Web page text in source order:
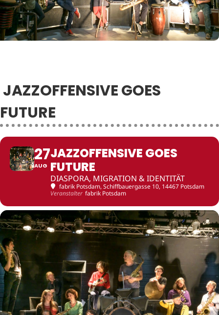
JAZZOFFENSIVE GOES
FUTURE
27
AUG
JAZZOFFENSIVE GOES
FUTURE
DIASPORA, MIGRATION & IDENTITÄT
fabrik Potsdam, Schiffbauergasse 10, 14467 Potsdam
Veranstalter fabrik Potsdam